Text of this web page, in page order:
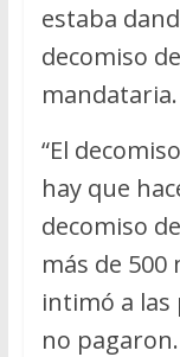
estaba
decomiso
mandataria.
“El
hay que
decomiso
más de 500
intimó a las
no